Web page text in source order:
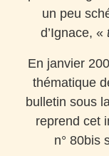
un peu
d’Ignace, «
En janvier
thématique
bulletin sous
reprend cet
n° 80bis